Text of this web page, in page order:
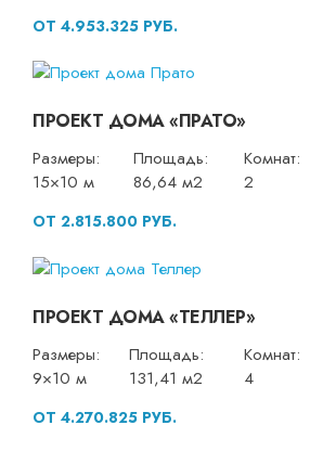
ОТ 4.953.325 РУБ.
ПРОЕКТ ДОМА «ПРАТО»
Размеры:
15×10 м
Площадь:
86,64 м2
Комнат:
2
ОТ 2.815.800 РУБ.
ПРОЕКТ ДОМА «ТЕЛЛЕР»
Размеры:
9×10 м
Площадь:
131,41 м2
Комнат:
4
ОТ 4.270.825 РУБ.